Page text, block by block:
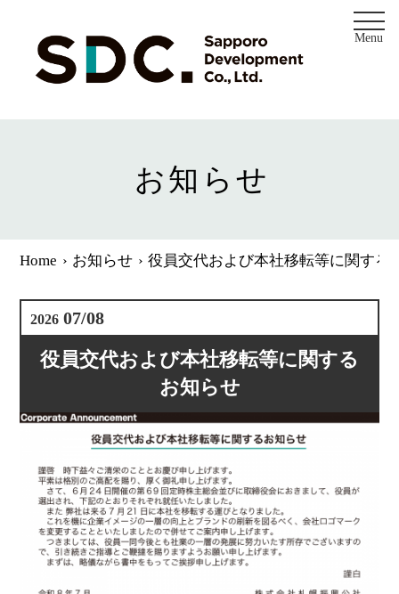
観光事業
不動産事業
Menu
Home お知らせ 役員交代および本社移転等に関する
お知らせ
2026 07/08
役員交代および本社移転等に関する
お知らせ